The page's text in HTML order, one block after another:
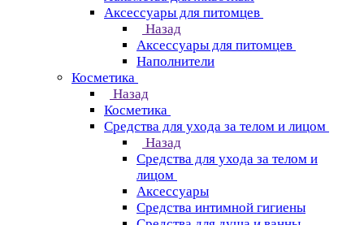
Аксессуары для питомцев
Назад
Аксессуары для питомцев
Наполнители
Косметика
Назад
Косметика
Средства для ухода за телом и лицом
Назад
Средства для ухода за телом и
лицом
Аксессуары
Средства интимной гигиены